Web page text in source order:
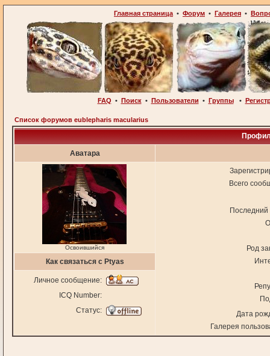
Главная страница • Форум • Галерея •
FAQ • Поиск• Пользователи • Группы•
Список форумов eublepharis macularius
Аватара
Освоившийся
Всего
Последний
Род
Дата
Галерея
Как связаться с Ptyas
Личное сообщение:
ICQ Number:
Статус: